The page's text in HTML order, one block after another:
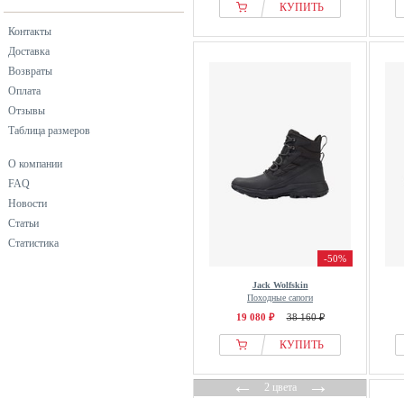
фиолетовый
хаки
Контакты
Доставка
Возвраты
Оплата
Отзывы
Таблица размеров
О компании
FAQ
Новости
Статьи
Статистика
КУПИТЬ
-50%
Jack Wolfskin
Походные сапоги
19 080 ₽ 38 160 ₽
КУПИТЬ
←2 цвета→